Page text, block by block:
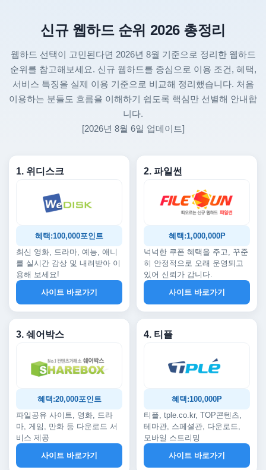
신규 웹하드 순위 2026 총정리
웹하드 선택이 고민된다면 2026년 8월 기준으로 정리한 웹하드
순위를 참고해보세요. 신규 웹하드를 중심으로 이용 조건, 혜택,
서비스 특징을 실제 이용 기준으로 비교해 정리했습니다. 처음
이용하는 분들도 흐름을 이해하기 쉽도록 핵심만 선별해 안내합
니다.
[2026년 8월 6일 업데이트]
1. 위디스크
혜택:100,000포인트
최신 영화, 드라마, 예능, 애니
를 실시간 감상 및 내려받아 이
용해 보세요!
사이트 바로가기
2. 파일썬
혜택:1,000,000P
넉넉한 쿠폰 혜택을 주고, 꾸준
히 안정적으로 오래 운영되고
있어 신뢰가 갑니다.
사이트 바로가기
3. 쉐어박스
혜택:20,000포인트
파일공유 사이트, 영화, 드라
마, 게임, 만화 등 다운로드 서
비스 제공
사이트 바로가기
4. 티플
혜택:100,000P
티플, tple.co.kr, TOP콘텐츠,
테마관, 스페셜관, 다운로드,
모바일 스트리밍
사이트 바로가기